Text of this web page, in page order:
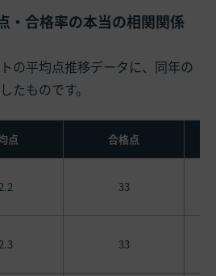
・合格率の本当の相関関係
の平均点推移データに、同年の
たものです。
点 合格点
33
33